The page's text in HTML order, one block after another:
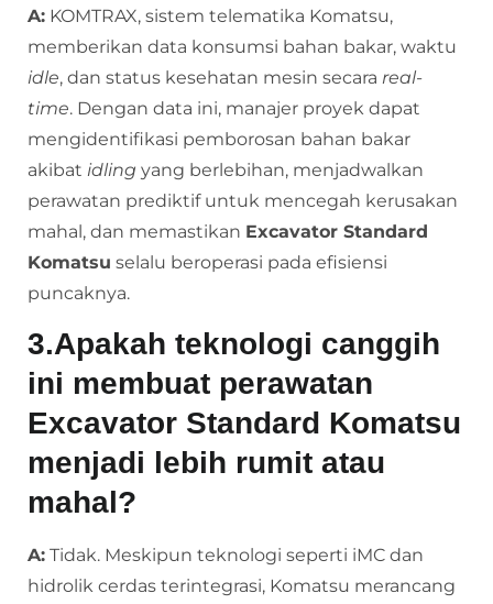
A: KOMTRAX, sistem telematika Komatsu,
memberikan data konsumsi bahan bakar, waktu
idle, dan status kesehatan mesin secara real-
time. Dengan data ini, manajer proyek dapat
mengidentifikasi pemborosan bahan bakar
akibat idling yang berlebihan, menjadwalkan
perawatan prediktif untuk mencegah kerusakan
mahal, dan memastikan Excavator Standard
Komatsu selalu beroperasi pada efisiensi
puncaknya.
3.Apakah teknologi canggih
ini membuat perawatan
Excavator Standard Komatsu
menjadi lebih rumit atau
mahal?
A: Tidak. Meskipun teknologi seperti iMC dan
hidrolik cerdas terintegrasi, Komatsu merancang